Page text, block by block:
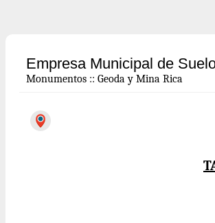
Empresa Municipal de
Monumentos :: Geoda y Mina Rica